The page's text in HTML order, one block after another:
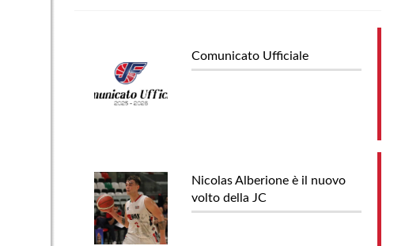
Comunicato Ufficiale
Nicolas Alberione è il nuovo
volto della JC